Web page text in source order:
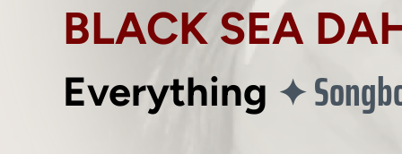
BLACK SEA
Everything ✦